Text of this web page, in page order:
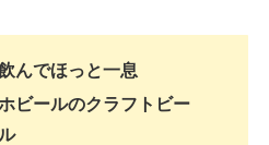
んでほっと一息
ビールのクラフトビー